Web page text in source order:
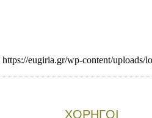
https://eugiria.gr/wp-content/uploads/
ΧΟΡΗΓΟΙ